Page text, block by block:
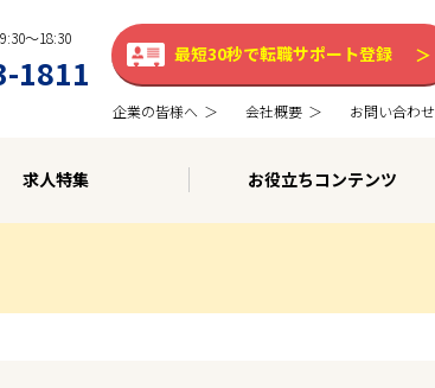
〜18:30
1811 最短30秒で転職サポート登録
企業の皆様へ 会社概要 お問い合わせ
求人特集 お役立ちコンテンツ